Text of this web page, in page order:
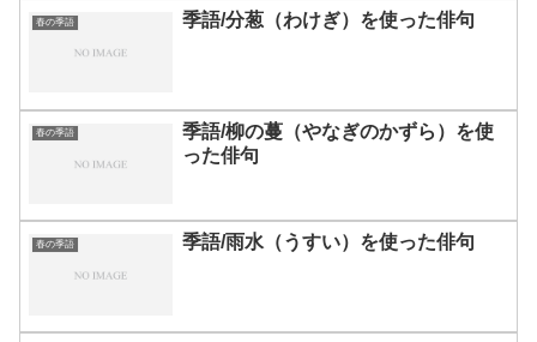
春の季語 季語/分葱（わけぎ）を使った俳句
春の季語
季語/柳の蔓（やなぎのかずら）を使
った俳句
春の季語 季語/雨水（うすい）を使った俳句